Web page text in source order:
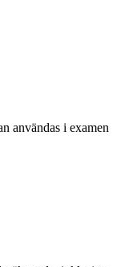
användas i examen